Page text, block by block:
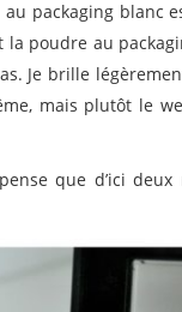
packaging blanc
poudre au
Je brille
mais plutôt le
que d’ici